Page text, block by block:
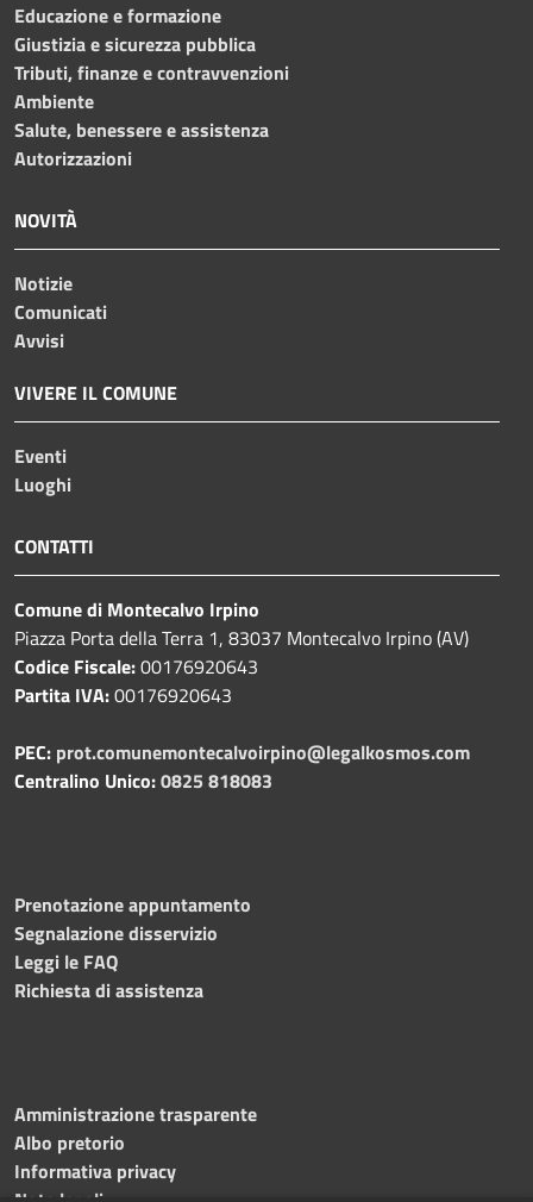
Educazione e formazione
Giustizia e sicurezza pubblica
Tributi, finanze e contravvenzioni
Ambiente
Salute, benessere e assistenza
Autorizzazioni
NOVITÀ
Notizie
Comunicati
Avvisi
VIVERE IL COMUNE
Eventi
Luoghi
CONTATTI
Comune di Montecalvo Irpino
Piazza Porta della Terra 1, 83037 Montecalvo Irpino (AV)
Codice Fiscale:00176920643
Partita IVA:00176920643
PEC: prot.comunemontecalvoirpino@legalkosmos.com
Centralino Unico:0825 818083
Prenotazione appuntamento
Segnalazione disservizio
Leggi le FAQ
Richiesta di assistenza
Amministrazione trasparente
Albo pretorio
Informativa privacy